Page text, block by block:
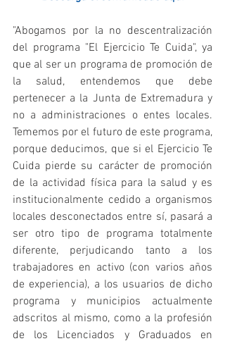
"Abogamos por la no descentralización
del programa "El Ejercicio Te Cuida", ya
que al ser un programa de promoción de
la salud, entendemos que debe
pertenecer a la Junta de Extremadura y
no a administraciones o entes locales.
Tememos por el futuro de este programa,
porque deducimos, que si el Ejercicio Te
Cuida pierde su carácter de promoción
de la actividad física para la salud y es
institucionalmente cedido a organismos
locales desconectados entre sí, pasará a
ser otro tipo de programa totalmente
diferente, perjudicando tanto a los
trabajadores en activo (con varios años
de experiencia), a los usuarios de dicho
programa y municipios actualmente
adscritos al mismo, como a la profesión
de los Licenciados y Graduados en